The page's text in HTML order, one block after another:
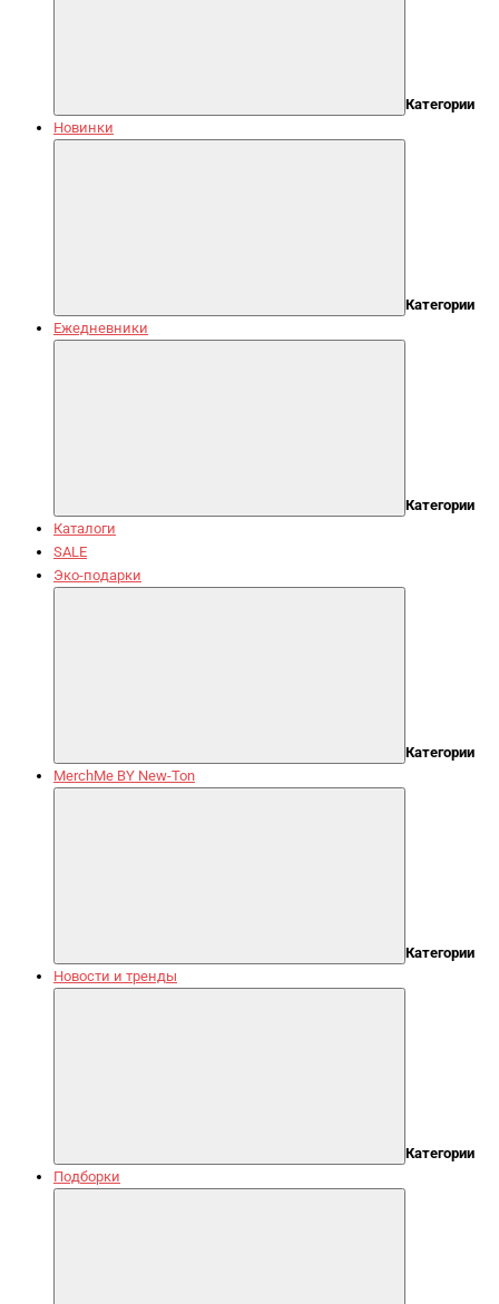
Категории
Новинки
Категории
Ежедневники
Категории
Каталоги
SALE
Эко-подарки
Категории
MerchMe BY New-Ton
Категории
Новости и тренды
Категории
Подборки